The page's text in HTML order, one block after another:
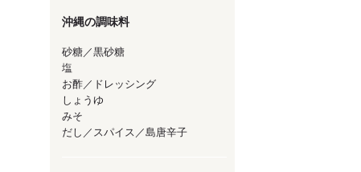
沖縄の調味料
砂糖／黒砂糖
塩
お酢／ドレッシング
しょうゆ
みそ
だし／スパイス／島唐辛子